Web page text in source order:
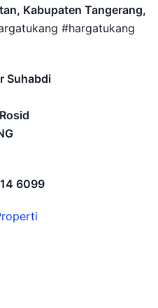
Kabupaten Tangerang,
#hargatukang
Suhabdi
6099